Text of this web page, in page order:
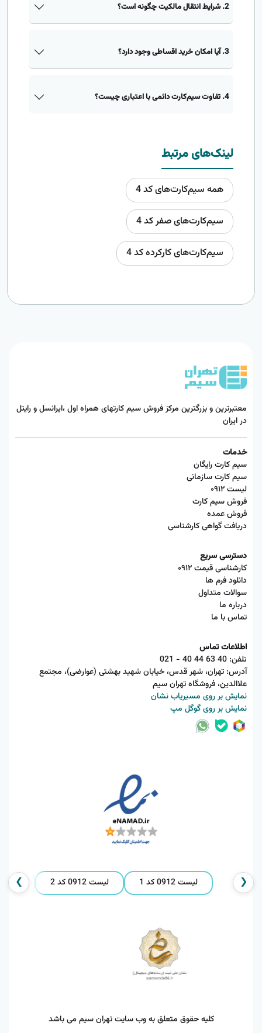
2. شرایط انتقال مالکیت چگونه است؟
3. آیا امکان خرید اقساطی وجود دارد؟
4. تفاوت سیم‌کارت دائمی با اعتباری چیست؟
لینک‌های مرتبط
همه سیم‌کارت‌های کد 4
سیم‌کارت‌های صفر کد 4
سیم‌کارت‌های کارکرده کد 4
معتبرترین و بزرگترین مرکز فروش سیم کارتهای همراه اول ،ایرانسل و رایتل
در ایران
خدمات
سیم کارت رایگان
سیم کارت سازمانی
لیست ۰۹۱۲
فروش سیم کارت
فروش عمده
دریافت گواهی کارشناسی
دسترسی سریع
کارشناسی قیمت ۰۹۱۲
دانلود فرم ها
سوالات متداول
درباره ما
تماس با ما
اطلاعات تماس
تلفن: 021 - 40 44 63 40
آدرس: تهران، شهر قدس، خیابان شهید بهشتی (عوارضی)، مجتمع
علاالدین، فروشگاه تهران سیم
نمایش بر روی مسیریاب نشان
نمایش بر روی گوگل مپ
❮ لیست 0912 کد 1 لیست 0912 کد 2 لیست 0912❯
کلیه حقوق متعلق به وب سایت تهران سیم می باشد